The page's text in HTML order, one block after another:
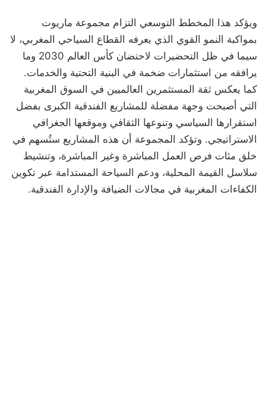
ويؤكد هذا المخطط التوسعي التزام مجموعة ماريوت
بمواكبة النمو القوي الذي يعرفه القطاع السياحي المغربي، لا
سيما في ظل التحضيرات لاحتضان كأس العالم 2030 وما
يرافقه من استثمارات ضخمة في البنية التحتية والخدمات.
كما يعكس ثقة المستثمرين العالميين في السوق المغربية
التي أصبحت وجهة مفضلة للمشاريع الفندقية الكبرى بفضل
استقرارها السياسي وتنوعها الثقافي وموقعها الجغرافي
الاستراتيجي. وتؤكد المجموعة أن هذه المشاريع ستُسهم في
خلق مئات فرص العمل المباشرة وغير المباشرة، وتنشيط
سلاسل القيمة المحلية، ودعم السياحة المستدامة عبر تكوين
الكفاءات المغربية في مجالات الضيافة والإدارة الفندقية.